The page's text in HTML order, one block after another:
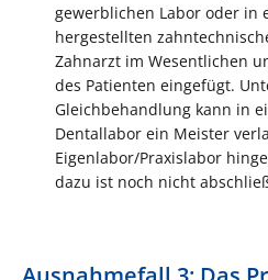
gewerblichen Labor oder in
hergestellten
Zahnarzt im Wesentlichen
des Patienten eingefügt.
Gleichbehandlung kann in
Dentallabor ein Meister
Eigenlabor/Praxislabor
dazu ist noch nicht